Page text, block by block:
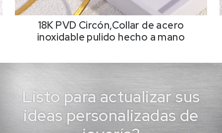
18K PVD Circón,Collar de acero
inoxidable pulido hecho a mano
Listo para actualizar sus
ideas personalizadas de